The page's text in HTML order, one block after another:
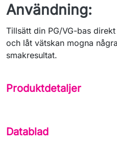
Användning:
Tillsätt din PG/VG-bas
och låt vätskan mogna
smakresultat.
Produktdetaljer
Datablad